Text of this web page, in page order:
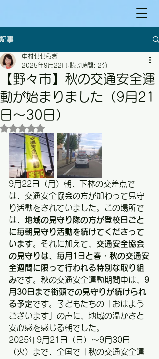
記事
【野々市】秋の交通安全運
動が始まりました（9月21
日〜30日）
中村せせらぎ
2025年9月22日 読了時間: 2分
5つ星のうちNaNと評価されています。
9月22日（月）朝、下林の交差点で
は、交通安全協会の方が加わって見守
り活動をされていました。この場所で
は、 地域の見守り隊の方が登校日ごと
に毎朝見守り活動を続けてくださって
います。それに加えて、 交通安全協会
の見守りは、毎月1日と春・秋の交通安
全週間に限って行われる特別な取り組
みです。秋の交通安全運動期間中は、 9
月30日まで街頭での見守りが続けられ
る予定です。子どもたちの「おはよう
ございます」の声に、地域の温かさと
安心感を感じる朝でした。
2025年9月21日（日）〜9月30日
（火）まで、全国で「秋の交通安全運